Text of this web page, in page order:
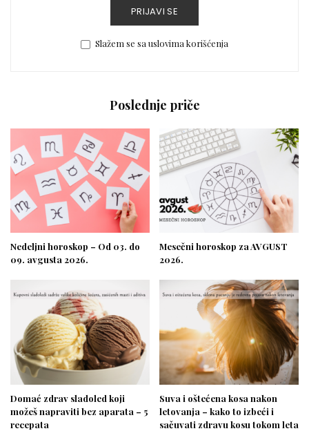
PRIJAVI SE
Slažem se sa uslovima korišćenja
Poslednje priče
Nedeljni horoskop – Od 03. do
09. avgusta 2026.
Mesečni horoskop za AVGUST
2026.
Domać zdrav sladoled koji
možeš napraviti bez aparata – 5
recepata
Suva i oštećena kosa nakon
letovanja – kako to izbeći i
sačuvati zdravu kosu tokom leta